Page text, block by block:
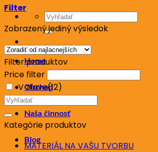
Hľadať:
Home
Obchod
Naša činnosť
Blog
Filter
Zobrazený jediný výsledok
Filter produktov
Price filter
V zľave(12)
Hľadať:
Kategórie produktov
MATERIÁL NA VAŠU TVORBU